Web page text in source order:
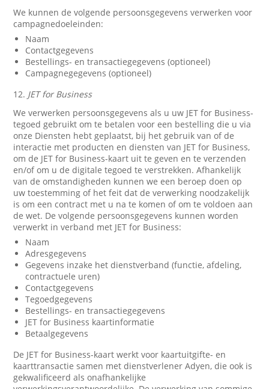
We kunnen de volgende persoonsgegevens verwerken voor
campagnedoeleinden:
Naam
Contactgegevens
Bestellings- en transactiegegevens (optioneel)
Campagnegegevens (optioneel)
12. JET for Business
We verwerken persoonsgegevens als u uw JET for Business-
tegoed gebruikt om te betalen voor een bestelling die u via
onze Diensten hebt geplaatst, bij het gebruik van of de
interactie met producten en diensten van JET for Business,
om de JET for Business-kaart uit te geven en te verzenden
en/of om u de digitale tegoed te verstrekken. Afhankelijk
van de omstandigheden kunnen we een beroep doen op
uw toestemming of het feit dat de verwerking noodzakelijk
is om een contract met u na te komen of om te voldoen aan
de wet. De volgende persoonsgegevens kunnen worden
verwerkt in verband met JET for Business:
Naam
Adresgegevens
Gegevens inzake het dienstverband (functie, afdeling,
contractuele uren)
Contactgegevens
Tegoedgegevens
Bestellings- en transactiegegevens
JET for Business kaartinformatie
Betaalgegevens
De JET for Business-kaart werkt voor kaartuitgifte- en
kaarttransactie samen met dienstverlener Adyen, die ook is
gekwalificeerd als onafhankelijke